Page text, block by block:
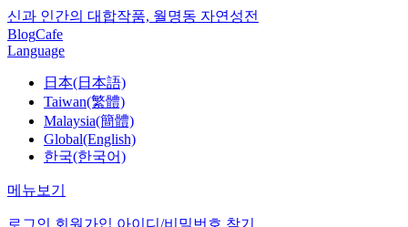
신과 인간의 대합작품, 월명동 자연성전
BlogCafe
Language
日本(日本語)
Taiwan(繁體)
Malaysia(簡體)
Global(English)
한국(한국어)
메뉴보기
로그인 회원가입 아이디/비밀번호 찾기